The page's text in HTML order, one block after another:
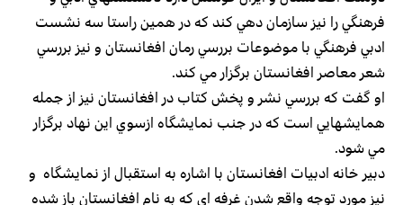
فرهنگي را نيز سازمان دهي كند كه در همين راستا سه نشست
ادبي فرهنگي با موضوعات بررسي رمان افغانستان و نيز بررسي
شعر معاصر افغانستان برگزار مي كند.
او گفت كه بررسي نشر و پخش كتاب در افغانستان نيز از جمله
همايشهايي است كه در جنب نمايشگاه ازسوي اين نهاد برگزار
مي شود.
دبير خانه ادبيات افغانستان با اشاره به استقبال از نمايشگاه و
نيز مورد توجه واقع شدن غرفه اي كه به نام افغانستان باز شده